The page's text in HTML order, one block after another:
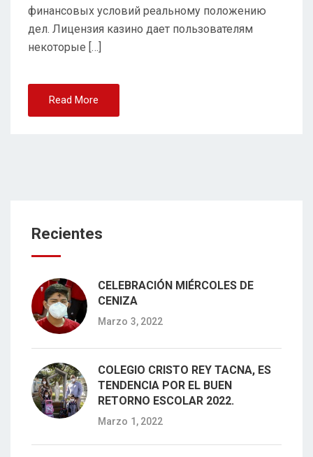
финансовых условий реальному положению
дел. Лицензия казино дает пользователям
некоторые […]
Read More
Recientes
CELEBRACIÓN MIÉRCOLES DE
CENIZA
Marzo 3, 2022
COLEGIO CRISTO REY TACNA, ES
TENDENCIA POR EL BUEN
RETORNO ESCOLAR 2022.
Marzo 1, 2022